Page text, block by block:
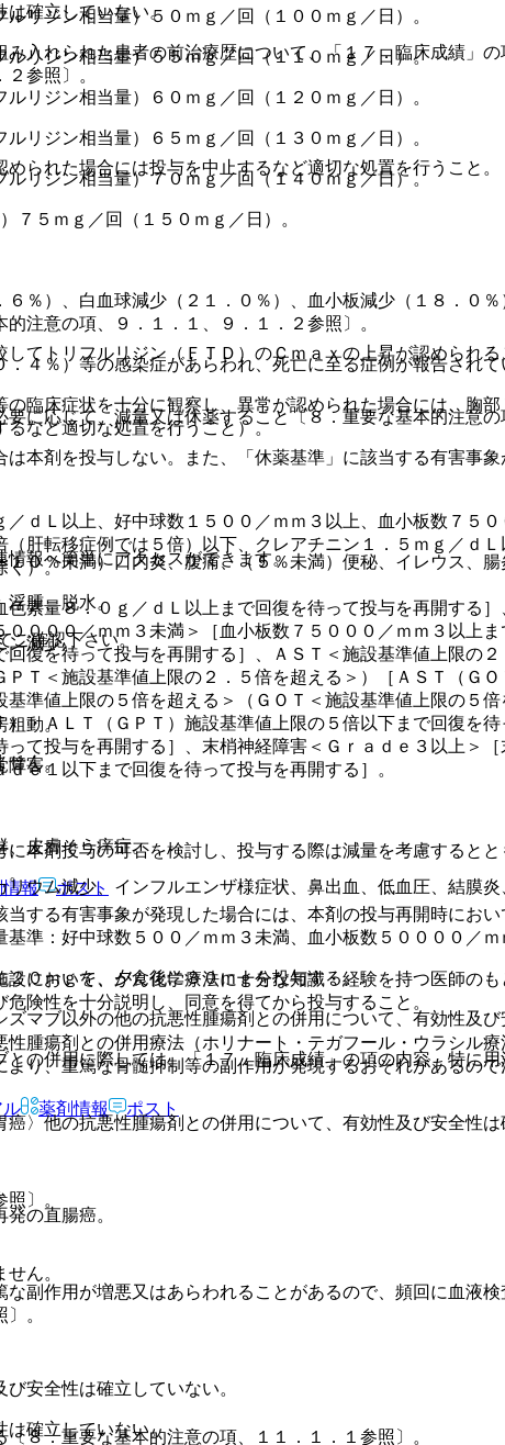
確立していない。
入れられた患者の前治療歴について、「１７．臨床成績」
参照〕。
られた場合には投与を中止するなど適切な処置を行うこと。
％）、白血球減少（２１．０％）、血小板減少（１８．０
注意の項、９．１．１、９．１．２参照〕。
４％）等の感染症があらわれ、死亡に至る症例が報告され
臨床症状を十分に観察し、異常が認められた場合には、胸
など適切な処置を行うこと）。
％未満）口内炎、腹痛、（５％未満）便秘、イレウス、腸
腫、脱水。
ン減少。
粗動。
害。
皮膚そう痒症。
ム減少、インフルエンザ様症状、鼻出血、低血圧、結膜炎
において、がん化学療法に十分な知識・経験を持つ医師の
険性を十分説明し、同意を得てから投与すること。
腫瘍剤との併用療法（ホリナート・テガフール・ウラシル
り、重篤な骨髄抑制等の副作用が発現するおそれがあるの
〕。
副作用が増悪又はあらわれることがあるので、頻回に血液
。
８．重要な基本的注意の項、１１．１．１参照〕。
リジン相当量）５０ｍｇ／回（１００ｍｇ／日）。
リジン相当量）５５ｍｇ／回（１１０ｍｇ／日）。
リジン相当量）６０ｍｇ／回（１２０ｍｇ／日）。
リジン相当量）６５ｍｇ／回（１３０ｍｇ／日）。
リジン相当量）７０ｍｇ／回（１４０ｍｇ／日）。
５ｍｇ／回（１５０ｍｇ／日）。
てトリフルリジン（ＦＴＤ）のＣｍａｘの上昇が認められ
に応じて、減量又は休薬すること〔８．重要な基本的注意の
本剤を投与しない。また、「休薬基準」に該当する有害事
Ｌ以上、好中球数１５００／ｍｍ３以上、血小板数７５
肝転移症例では５倍）以下、クレアチニン１．５ｍｇ／ｄ
く）。
素量８．０ｇ／ｄＬ以上まで回復を待って投与を再開する
０００／ｍｍ３未満＞［血小板数７５０００／ｍｍ３以上
復を待って投与を再開する］、ＡＳＴ＜施設基準値上限の
Ｔ＜施設基準値上限の２．５倍を超える＞）［ＡＳＴ（Ｇ
準値上限の５倍を超える＞（ＧＯＴ＜施設基準値上限の５
・ＡＬＴ（ＧＰＴ）施設基準値上限の５倍以下まで回復を
て投与を再開する］、末梢神経障害＜Ｇｒａｄｅ３以上＞
ｅ１以下まで回復を待って投与を再開する］。
本剤投与の可否を検討し、投与する際は減量を考慮すると
する有害事象が発現した場合には、本剤の投与再開時にお
準：好中球数５００／ｍｍ３未満、血小板数５００００／ｍ
０ｍｇを、夕食後に３０ｍｇを投与する。
マブ以外の他の抗悪性腫瘍剤との併用について、有効性及び
併用に際しては、「１７．臨床成績」の項の内容、特に用
他の抗悪性腫瘍剤との併用について、有効性及び安全性は
の直腸癌。
安全性は確立していない。
確立していない。
報へ簡単にアクセスができます。
ご確認下さい。
ん。
報 ポスト
ル 薬剤情報 ポスト
ん。